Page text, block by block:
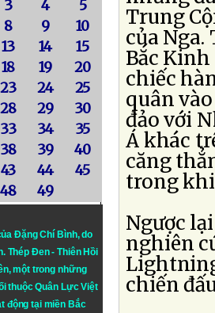
3 4
5
8 9
10
13 14
15
18 19
20
23 24
25
28 29
30
33 34
35
38 39
40
43 44
45
48 49
Đặng Chí Bình, do
Thép Đen- Thiên Hồi
một trong những
thuộc Quân Lực Việt
động tại miền Bắc
Trung
của
Bắc
chiếc
quân
đảo với
Á khác
căng
trong khi
Ngược
nghiên
chiến